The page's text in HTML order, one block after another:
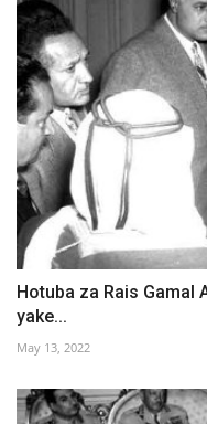
Hotuba za Rais Gamal
yake...
May 13, 2022